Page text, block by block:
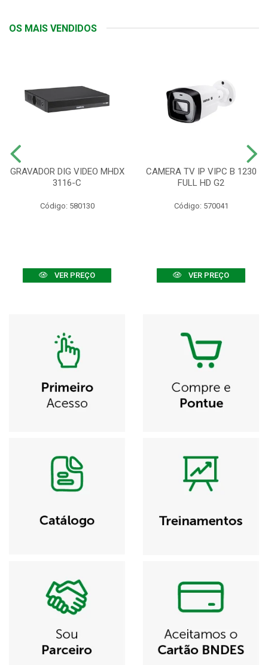
OS MAIS VENDIDOS
GRAVADOR DIG VIDEO MHDX
3116-C
Código: 580130
VER PREÇO
CAMERA TV IP VIPC B 1230
FULL HD G2
Código: 570041
VER PREÇO